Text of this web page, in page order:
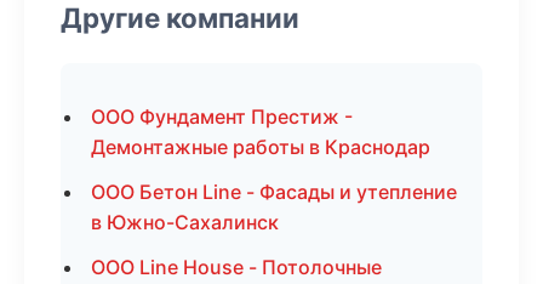
Другие компании
ООО Фундамент Престиж -
Демонтажные работы в Краснодар
ООО Бетон Line - Фасады и утепление
в Южно-Сахалинск
ООО Line House - Потолочные